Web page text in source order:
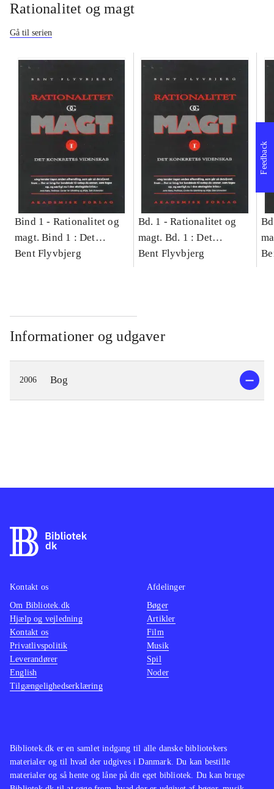
Rationalitet og magt
Gå til serien
Bind 1 - Rationalitet og
magt. Bind 1 : Det
konkretes videnskab
Bent Flyvbjerg
Bd. 1 -Rationalitet og
magt. Bd. 1 : Det
konkretes videnskab
Bent Flyvbjerg
Informationer og udgaver
2006 Bog
Feedback
Bibliotek.dk er en samlet indgang til alle danske bibliotekers
materialer og til hvad der udgives i Danmark. Du kan bestille
materialer og så hente og låne på dit eget bibliotek. Du kan bruge
Kontakt os
Om Bibliotek.dk
Hjælp og vejledning
Kontakt os
Privatlivspolitik
Leverandører
English
Tilgængelighedserklæring
Afdelinger
Bøger
Artikler
Film
Musik
Spil
Noder